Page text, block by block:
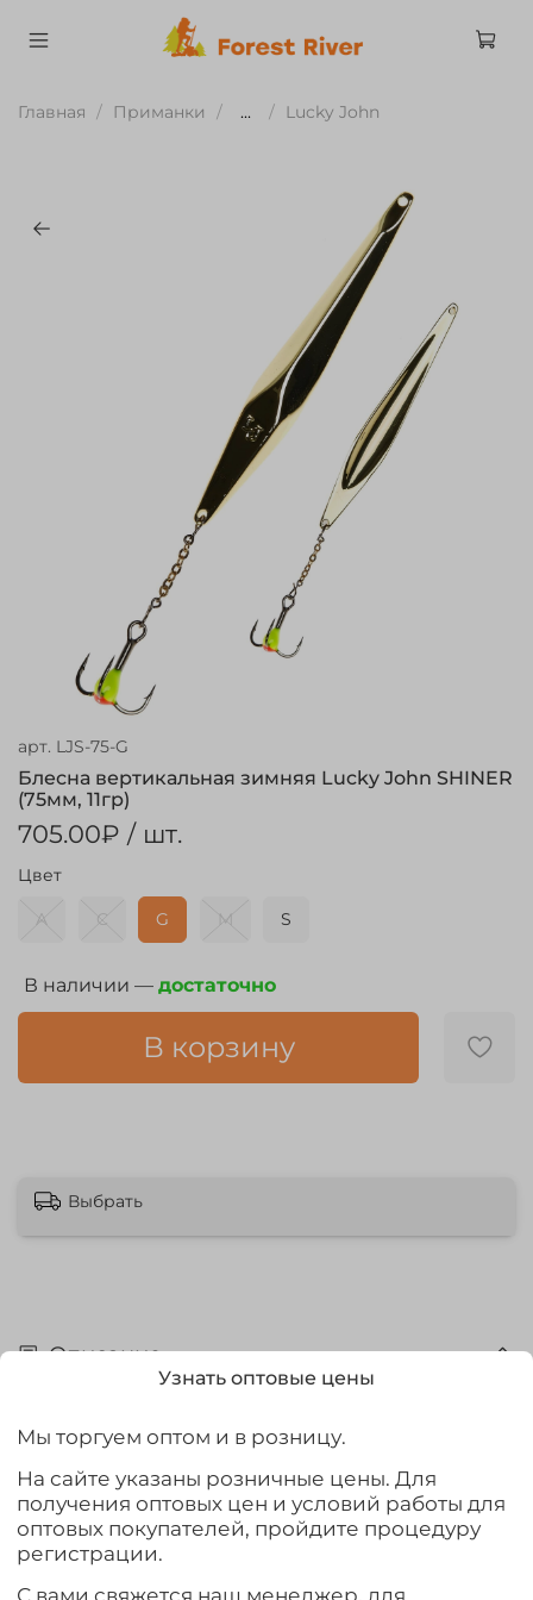
Главная Приманки ... Lucky John
арт. LJS-75-G
Блесна вертикальная зимняя Lucky John SHINER
(75мм, 11гр)
705.00₽ / шт.
В наличии — достаточно
В корзину
Цвет
A C G M S
Выбрать
Описание
John Shiner имеет прекрасное соотношение размера,
площади и массы. Благодаря своему идеально
сбалансированному и ромбовидному телу при
подбрасовании блесна на падении получает не
большое планирование с отклонением от
горизонтальной оси, без поперечных колебаний,
Узнать оптовые цены
Мы торгуем оптом и в розницу.
На сайте указаны розничные цены. Для
получения оптовых цен и условий работы для
оптовых покупателей, пройдите процедуру
регистрации.
С вами свяжется наш менеджер, для